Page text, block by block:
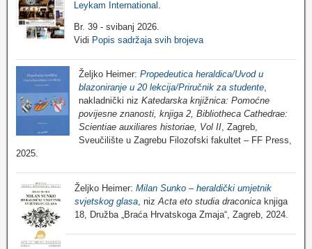
Leykam International
Br. 39 - svibanj 2026.
Vidi Popis sadržaja svih brojeva
Željko Heimer: Propedeutica heraldica/Uvod u
blazoniranje u 20 lekcija/Priručnik za studente,
nakladnički niz Katedarska knjižnica: Pomoćne
povijesne znanosti, knjiga 2, Bibliotheca Cathedrae:
Scientiae auxiliares historiae, Vol II, Zagreb,
Sveučilište u Zagrebu Filozofski fakultet – FF Press,
2025.
Željko Heimer: Milan Sunko – heraldički umjetnik
svjetskog glasa , niz Acta eto studia draconica knjiga
18, Družba „Braća Hrvatskoga Zmaja“, Zagreb, 2024.